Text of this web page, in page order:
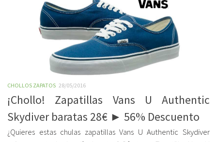
CHOLLOS ZAPATOS 28/05/2016
¡Chollo! Zapatillas Vans U Authentic
Skydiver baratas 28€ ► 56% Descuento
¿Quieres estas chulas zapatillas Vans U Authentic Skydiver